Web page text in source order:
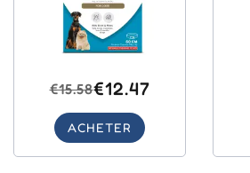
€15.58€12.47
ACHETER